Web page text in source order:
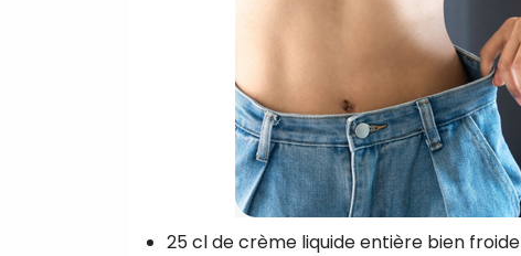
25 cl de crème liquide entière bien froide